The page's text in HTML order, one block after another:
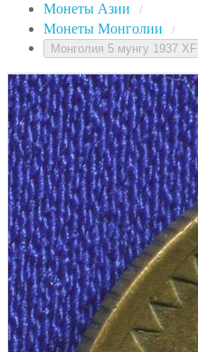
Монеты Азии /
Монеты Монголии /
Монголия 5 мунгу 1937 XF